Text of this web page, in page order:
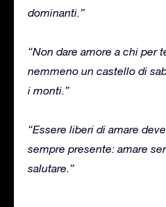
dominanti.”
“Non dare amore a chi per
nemmeno un castello di
i monti.”
“Essere liberi di amare
sempre presente: amare
salutare.”